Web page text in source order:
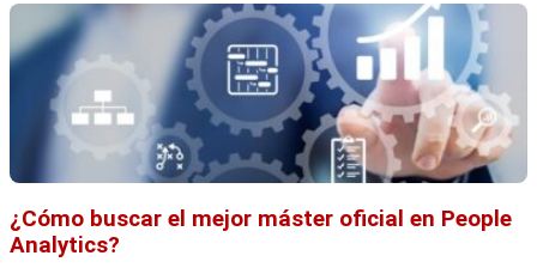
¿Cómo buscar el mejor máster oficial en People
Analytics?